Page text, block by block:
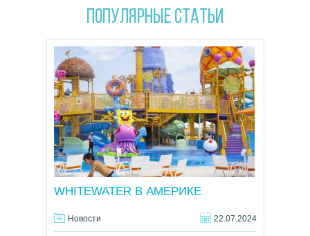
Популярные статьи
WHITEWATER В АМЕРИКЕ
Новости 22.07.2024